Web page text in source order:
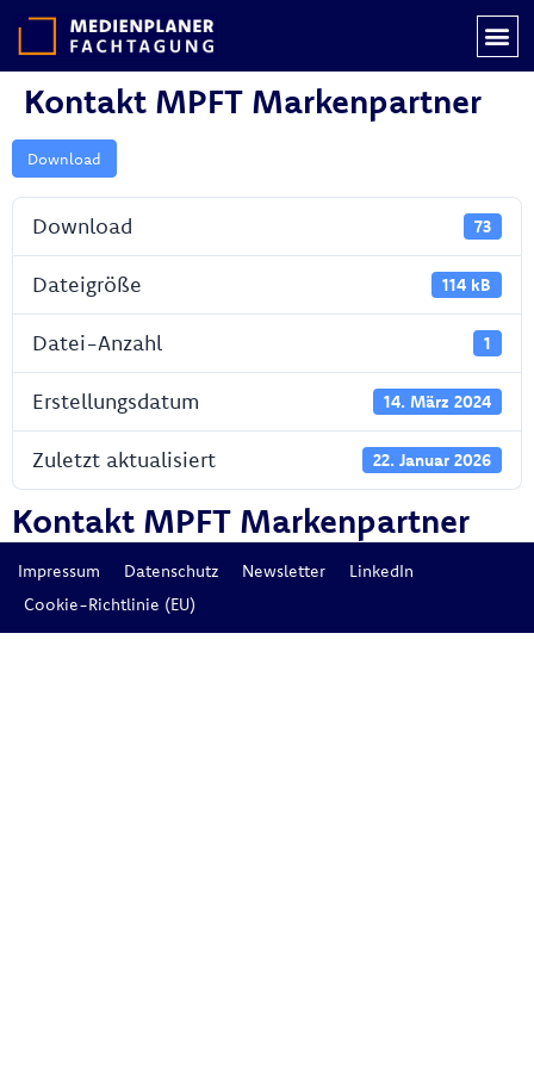
Kontakt MPFT Markenpartner
Download
Download 73
Dateigröße 114 kB
Datei-Anzahl 1
Erstellungsdatum 14. März 2024
Zuletzt aktualisiert 22. Januar 2026
Kontakt MPFT Markenpartner
Impressum Datenschutz Newsletter
LinkedIn
Cookie-Richtlinie (EU)